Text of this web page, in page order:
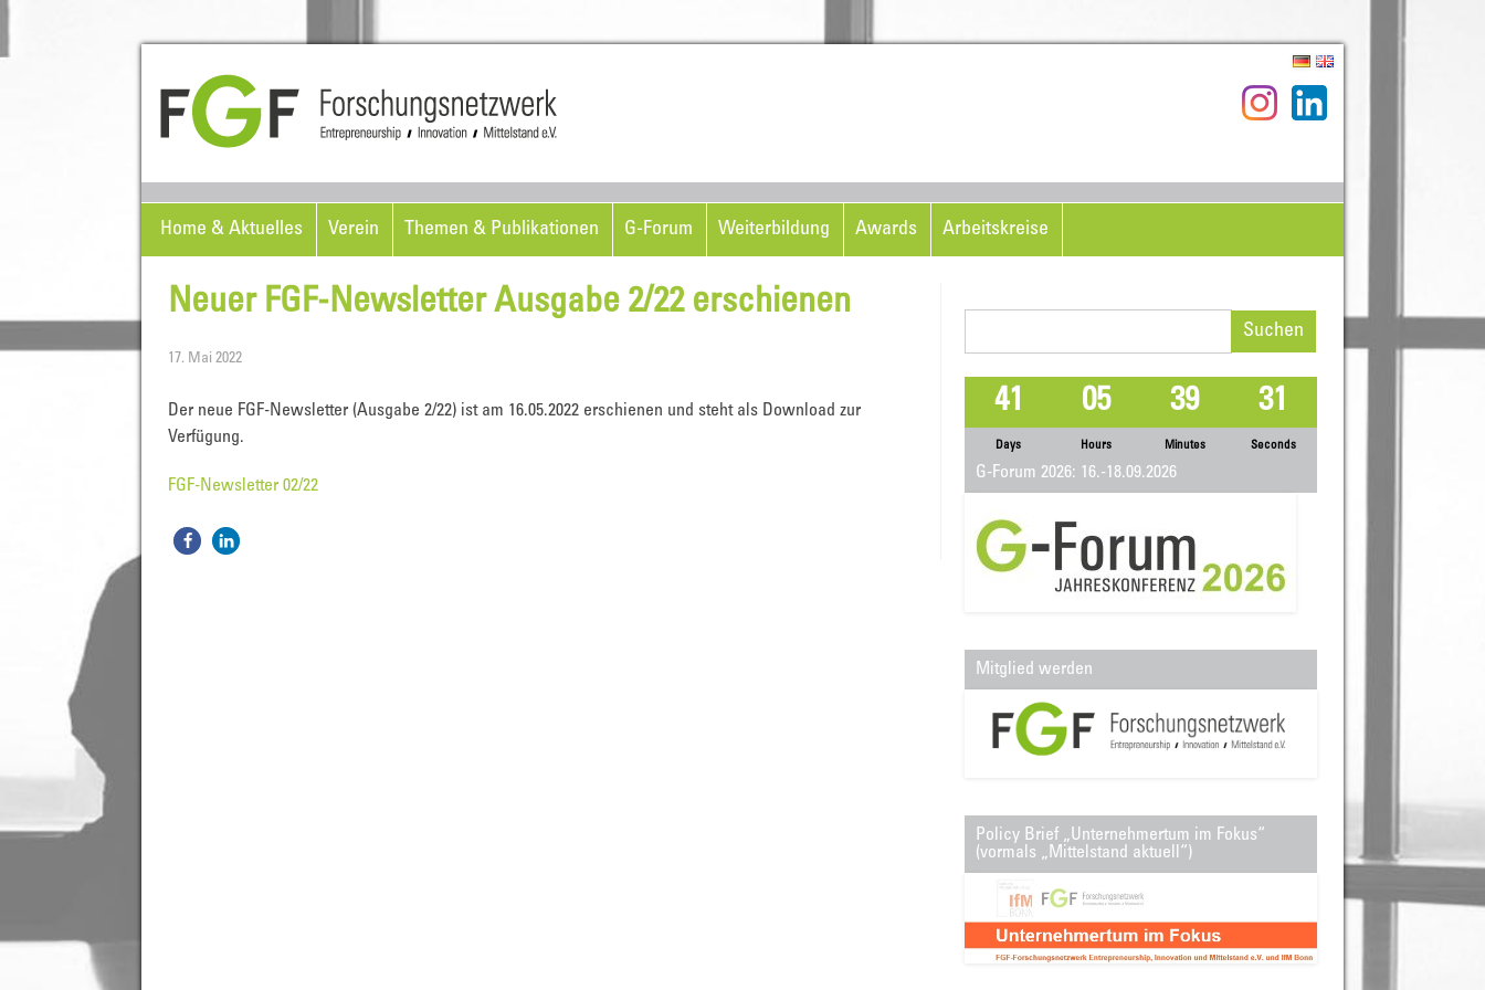
Home & Aktuelles Verein Themen & Publikationen G-Forum Weiterbildung Awards Arbeitskreise
Neuer FGF-Newsletter Ausgabe 2/22 erschienen
17. Mai 2022
Der neue FGF-Newsletter (Ausgabe 2/22) ist am 16.05.2022 erschienen und steht als Download zur
Verfügung.
FGF-Newsletter 02/22
41
Days
05
Hours
39
Minutes
31
Seconds
G-Forum 2026: 16.-18.09.2026
Mitglied werden
Policy Brief „Unternehmertum im Fokus“
(vormals „Mittelstand aktuell“)